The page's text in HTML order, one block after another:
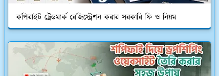
কপিরাইট ট্রেডমার্ক রেজিস্ট্রেশন করার সরকারি ফি ও নিয়ম